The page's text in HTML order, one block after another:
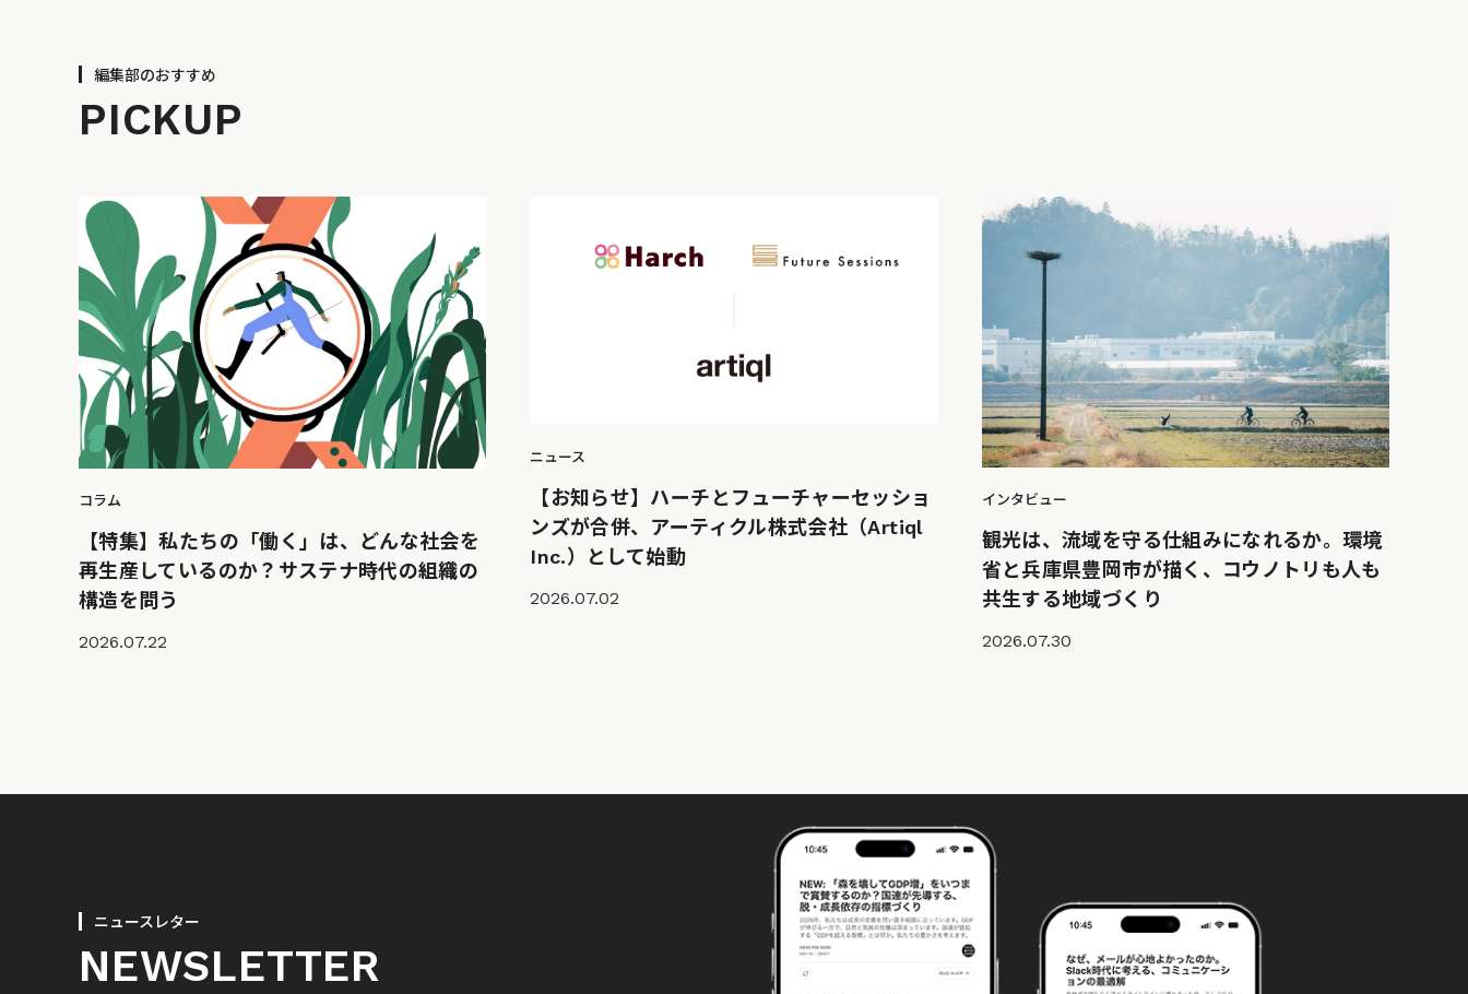
編集部のおすすめ
PICKUP
コラム
【特集】私たちの「働く」は、どんな社会を
再生産しているのか？サステナ時代の組織の
構造を問う
2026.07.22
ニュース
【お知らせ】ハーチとフューチャーセッショ
ンズが合併、アーティクル株式会社（Artiql
Inc.）として始動
2026.07.02
インタビュー
観光は、流域を守る仕組みになれるか。環境
省と兵庫県豊岡市が描く、コウノトリも人も
共生する地域づくり
2026.07.30
ニュースレター
NEWSLETTER